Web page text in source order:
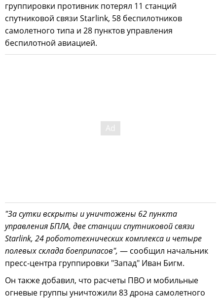
группировки противник потерял 11 станций
спутниковой связи Starlink, 58 беспилотников
самолетного типа и 28 пунктов управления
беспилотной авиацией.
"За сутки вскрыты и уничтожены 62 пункта
управления БПЛА, две станции спутниковой связи
Starlink, 24 робототехнических комплекса и четыре
полевых склада боеприпасов", — сообщил начальник
пресс-центра группировки "Запад" Иван Бигм.
Он также добавил, что расчеты ПВО и мобильные
огневые группы уничтожили 83 дрона самолетного